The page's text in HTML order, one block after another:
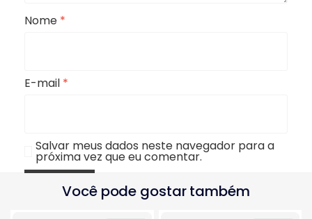
Nome *
E-mail *
Salvar meus dados neste navegador para a
próxima vez que eu comentar.
Você pode gostar também